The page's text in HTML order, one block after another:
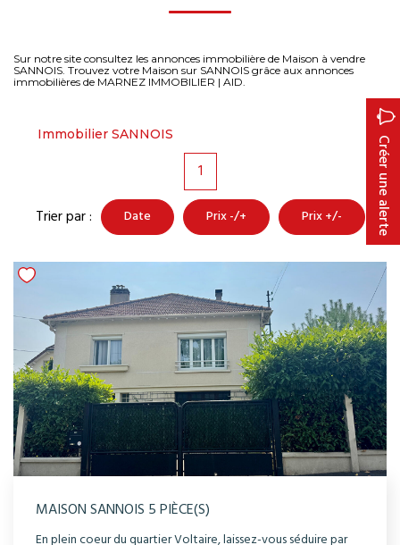
Créer une alerte
Sur notre site consultez les annonces immobilière de Maison à vendre
SANNOIS. Trouvez votre Maison sur SANNOIS grâce aux annonces
immobilières de MARNEZ IMMOBILIER | AID.
Immobilier SANNOIS
Créer une alerte
1
Trier par :
Date Prix -/+ Prix +/-
MAISON SANNOIS 5 PIÈCE(S)
En plein coeur du quartier Voltaire, laissez-vous séduire par